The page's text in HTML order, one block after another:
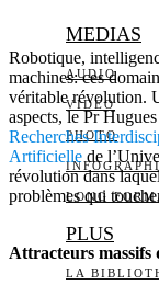
MEDIAS
AUDIO
VIDÉO
PHOTO
LONG
PLUS
LA
Robotique,
machines: ces
véritable révolution.
aspects, le Pr
Re­cherches
Ar­ti­fi­cielle de
révolution dans
problèmes qui
Attracteurs massifs